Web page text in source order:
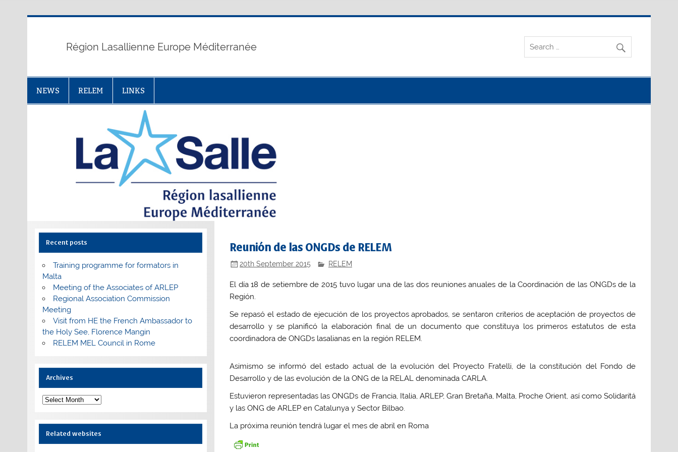
Région Lasallienne Europe Méditerranée
NEWS RELEM LINKS
Reunión de las ONGDs de RELEM
20th September 2015 RELEM
El día 18 de setiembre de 2015 tuvo lugar una de las dos reuniones anuales de la Coordinación de las ONGDs de la
Región.
Se repasó el estado de ejecución de los proyectos aprobados, se sentaron criterios de aceptación de proyectos de
desarrollo y se planificó la elaboración final de un documento que constituya los primeros estatutos de esta
coordinadora de ONGDs lasalianas en la región RELEM.
Asimismo se informó del estado actual de la evolución del Proyecto Fratelli, de la constitución del Fondo de
Desarrollo y de las evolución de la ONG de la RELAL denominada CARLA.
Estuvieron representadas las ONGDs de Francia, Italia, ARLEP, Gran Bretaña, Malta, Proche Orient, así como Solidaritá
y las ONG de ARLEP en Catalunya y Sector Bilbao.
La próxima reunión tendrá lugar el mes de abril en Roma
Recent posts
Training programme for formators in
Malta
Meeting of the Associates of ARLEP
Regional Association Commission
Meeting
Visit from HE the French Ambassador to
the Holy See, Florence Mangin
RELEM MEL Council in Rome
Archives
Archives
Related websites